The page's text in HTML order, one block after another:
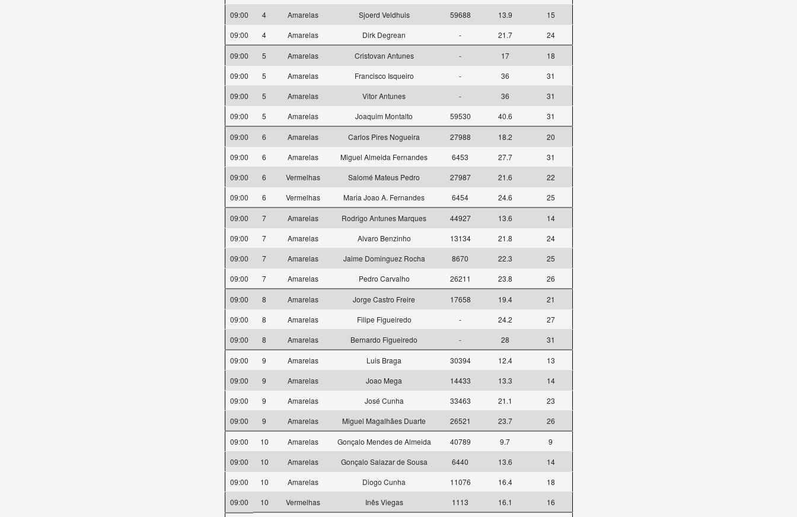
09:00
4 Amarelas Sjoerd Veldhuis 59688 13.9
15
09:00
4 Amarelas Dirk Degrean - 21.7 24
09:00 5 Amarelas Cristovan Antunes - 17
18
09:00
5 Amarelas Francisco Isqueiro - 36
31
09:00
5 Amarelas Vitor Antunes - 36
31
09:00
5 Amarelas Joaquim Montalto 59530 40.6 31
09:00 6 Amarelas Carlos Pires Nogueira 27988 18.2
20
09:00
6 Amarelas Miguel Almeida Fernandes 6453 27.7
31
09:00
6 Vermelhas Salomé Mateus Pedro 27987 21.6
22
09:00
6 Vermelhas Maria Joao A. Fernandes 6454 24.6 25
09:00 7 Amarelas Rodrigo Antunes Marques 44927 13.6
14
09:00
7 Amarelas Alvaro Benzinho 13134 21.8
24
09:00
7 Amarelas Jaime Dominguez Rocha 8670 22.3
25
09:00
7 Amarelas Pedro Carvalho 26211 23.8 26
09:00 8 Amarelas Jorge Castro Freire 17658 19.4
21
09:00
8 Amarelas Filipe Figueiredo - 24.2
27
09:00
8 Amarelas Bernardo Figueiredo - 28 31
09:00 9 Amarelas Luis Braga 30394 12.4
13
09:00
9 Amarelas Joao Mega 14433 13.3
14
09:00
9 Amarelas José Cunha 33463 21.1
23
09:00
9 Amarelas Miguel Magalhães Duarte 26521 23.7 26
09:00 10 Amarelas Gonçalo Mendes de Almeida 40789 9.7
9
09:00
10 Amarelas Gonçalo Salazar de Sousa 6440 13.6
14
09:00
10 Amarelas Diogo Cunha 11076 16.4
18
09:00
10 Vermelhas Inês Viegas 1113 16.1 16